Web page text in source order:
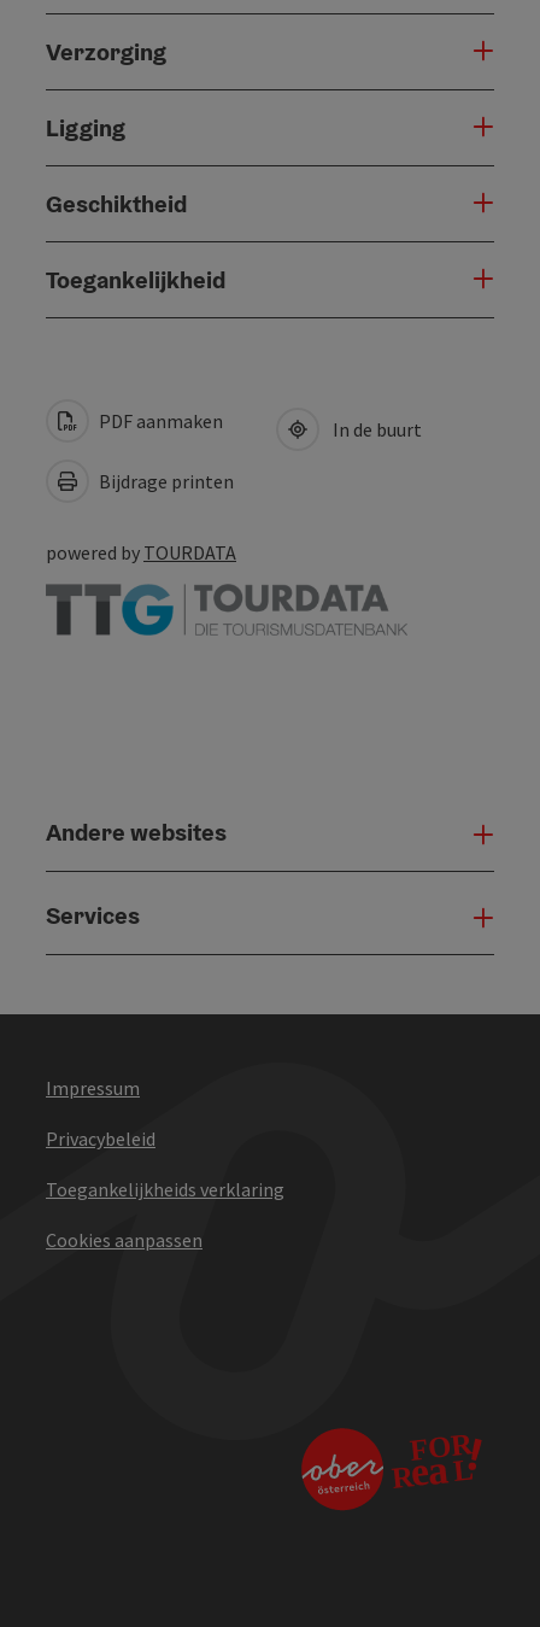
Verzorging
Ligging
Geschiktheid
Toegankelijkheid
PDF aanmaken
Bijdrage printen
In de buurt
powered by TOURDATA
Andere websites
Services
Impressum
Privacybeleid
Toegankelijkheids verklaring
Cookies aanpassen